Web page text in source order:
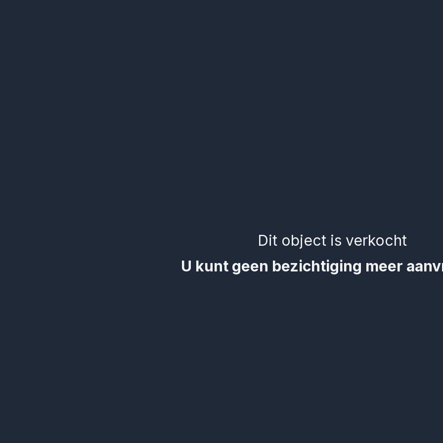
Dit object is verkocht
U kunt geen bezichtiging meer